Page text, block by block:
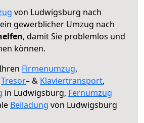
von Ludwigsburg nach
gewerblicher Umzug nach
, damit Sie problemlos und
können.
Firmenumzug,
Tresor– & Klaviertransport,
in Ludwigsburg, Fernumzug
Beiladung von Ludwigsburg